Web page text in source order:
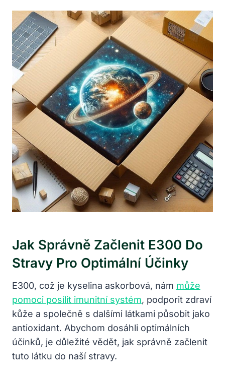
Jak Správně Začlenit E300 Do
Stravy Pro Optimální Účinky
E300, což je kyselina askorbová, nám může
pomoci posílit imunitní systém, podporit zdraví
kůže a společně s dalšími látkami působit jako
antioxidant. Abychom dosáhli optimálních
účinků, je důležité vědět, jak správně začlenit
tuto látku do naší stravy.